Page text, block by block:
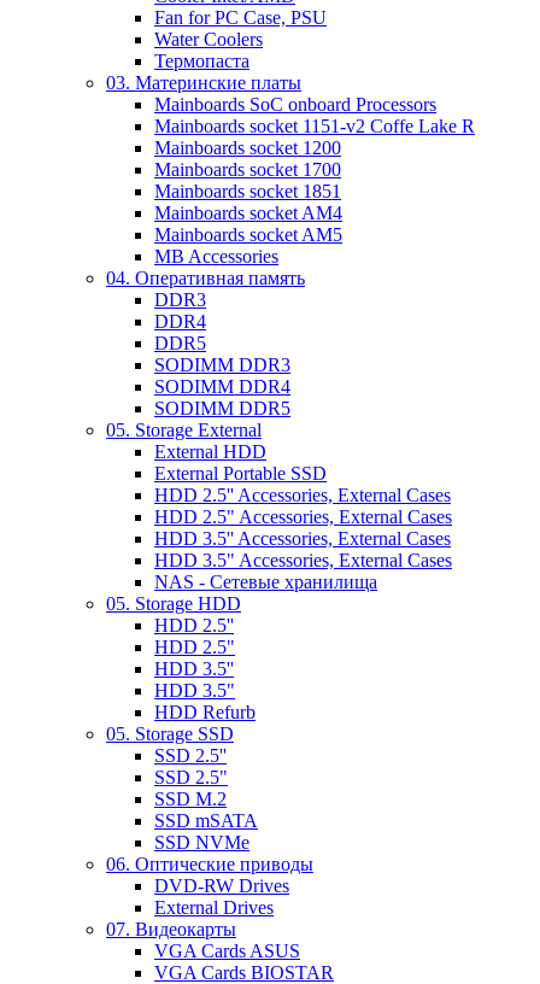
Fan for PC Case, PSU
Water Coolers
Термопаста
03. Материнские платы
Mainboards SoC onboard Processors
Mainboards socket 1151-v2 Coffe Lake R
Mainboards socket 1200
Mainboards socket 1700
Mainboards socket 1851
Mainboards socket AM4
Mainboards socket AM5
MB Accessories
04. Оперативная память
DDR3
DDR4
DDR5
SODIMM DDR3
SODIMM DDR4
SODIMM DDR5
05. Storage External
External HDD
External Portable SSD
HDD 2.5'' Accessories, External Cases
HDD 2.5" Accessories, External Cases
HDD 3.5'' Accessories, External Cases
HDD 3.5" Accessories, External Cases
NAS - Сетевые хранилища
05. Storage HDD
HDD 2.5''
HDD 2.5"
HDD 3.5''
HDD 3.5"
HDD Refurb
05. Storage SSD
SSD 2.5''
SSD 2.5"
SSD M.2
SSD mSATA
SSD NVMe
06. Оптические приводы
DVD-RW Drives
External Drives
07. Видеокарты
VGA Cards ASUS
VGA Cards BIOSTAR